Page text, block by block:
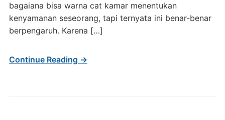
bagaiana bisa warna cat kamar menentukan
kenyamanan seseorang, tapi ternyata ini benar-benar
berpengaruh. Karena […]
Continue Reading →